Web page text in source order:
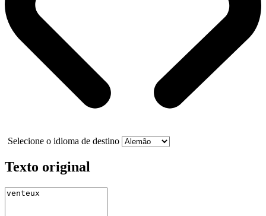
Selecione o idioma de destino
Texto original